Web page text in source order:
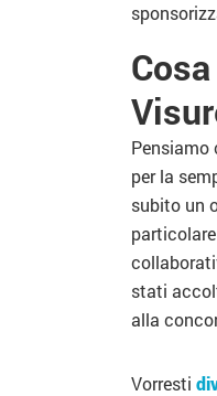
Pensiamo
per la
subito un
stati
alla
Vorresti